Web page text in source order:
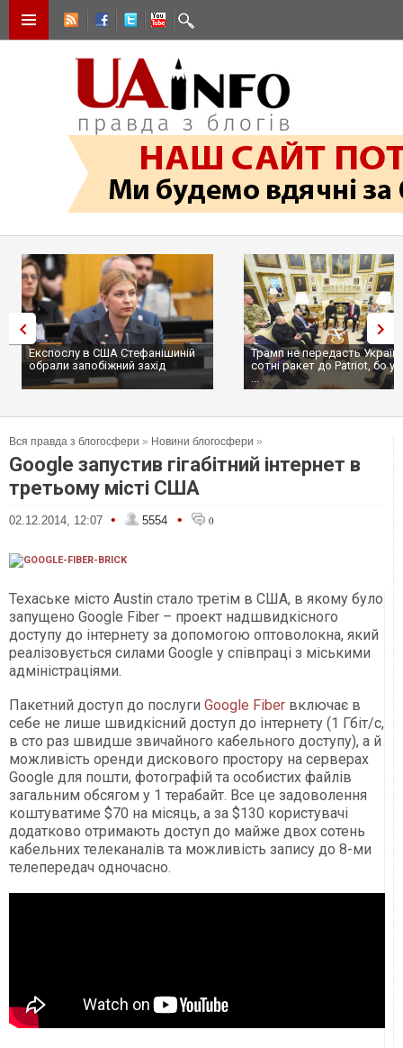
Експослу в США Стефанішиній
обрали запобіжний захід
Трамп не передасть Україні
сотні ракет до Patriot, бо у
Вся правда з блогосфери » Новини блогосфери »
Google запустив гігабітний інтернет в
третьому місті США
02.12.2014, 12:07 • 5554 • 0
Техаське місто Austin стало третім в США, в якому було
запущено Google Fiber – проект надшвидкісного
доступу до інтернету за допомогою оптоволокна, який
реалізовується силами Google у співпраці з міськими
адміністраціями.
Пакетний доступ до послуги Google Fiber включає в
себе не лише швидкісний доступ до інтернету (1 Гбіт/с,
в сто раз швидше звичайного кабельного доступу), а й
можливість оренди дискового простору на серверах
Google для пошти, фотографій та особистих файлів
загальним обсягом у 1 терабайт. Все це задоволення
коштуватиме $70 на місяць, а за $130 користувачі
додатково отримають доступ до майже двох сотень
кабельних телеканалів та можливість запису до 8-ми
телепередач одночасно.